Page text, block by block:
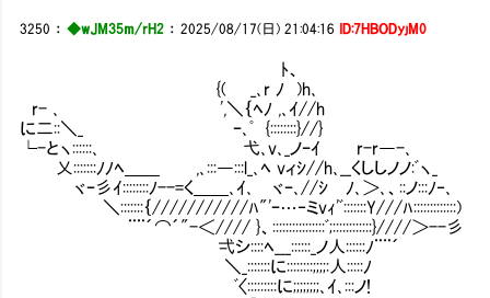
3250 ：◆wJM35m/rH2 ：2025/08/17(日) 21:04:16 ID:7HBODyjM0
ﾄ、
{( _､r ﾉ )h､
r- ､ ',＼｛ﾍﾉ ,､ｲ//h
に二::＼_ ｰ､ﾟ {::::::::}//} この時点
└-とヽ::::::､ 弋､v､_ノｰｲ r-r―-､
乂:::::::ﾉﾉﾍ＿＿ ,､:::―:::l_､ﾍ vィｼ//h､__くししノノ:ﾞヽ_
ヾｰ彡ｲ::::::::ﾉ--=く＿＿､ｲ､ ヾｰ､//ｼ ﾉ､＞､、::ノ:::ﾉ‐､
＼:::::::｛///////////ﾊ"'ｰ…‐ミvｨ'ﾞ:::::::Y///ﾊ:::::::::::::)
¨¨´⌒´"-＜//// }、::::::::::::::::ﾞ;::::::::::::}////＞--彡
弌シ::::ﾍ___::::::_ノ人::::::ﾉ¨¨´
＼_:::::::に::::::::;;;;:人:::::ﾉ
ﾞ〈:::::::::に;;;;;;;;､ｲ､:::ノ!